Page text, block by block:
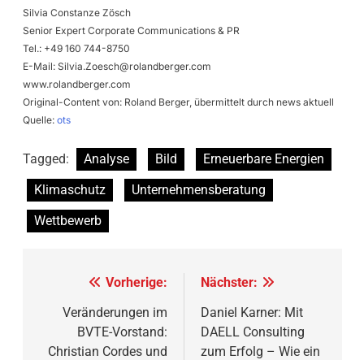
Silvia Constanze Zösch
Senior Expert Corporate Communications & PR
Tel.: +49 160 744-8750
E-Mail: Silvia.Zoesch@rolandberger.com
www.rolandberger.com
Original-Content von: Roland Berger, übermittelt durch news aktuell
Quelle: ots
Tagged: Analyse Bild
Erneuerbare Energien
Klimaschutz
Unternehmensberatung
Wettbewerb
Beitragsnavigation
Vorherige:
Veränderungen im
BVTE-Vorstand:
Christian Cordes und
Nächster:
Daniel Karner: Mit
DAELL Consulting
zum Erfolg – Wie ein